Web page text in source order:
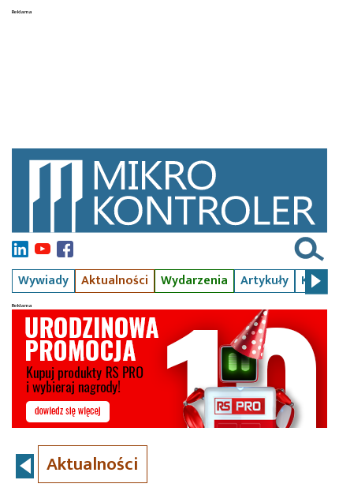
Wywiady Aktualności Wydarzenia Artykuły Kursy
Aktualności